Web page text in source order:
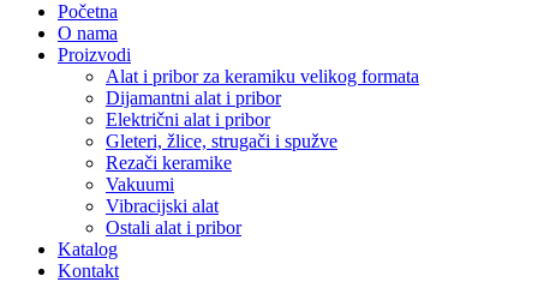
Početna
O nama
Proizvodi
Alat i pribor za keramiku velikog formata
Dijamantni alat i pribor
Električni alat i pribor
Gleteri, žlice, strugači i spužve
Rezači keramike
Vakuumi
Vibracijski alat
Ostali alat i pribor
Katalog
Kontakt